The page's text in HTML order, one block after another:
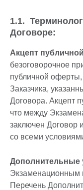
1.1.
Договоре:
Акцепт
безоговорочное
публичной
Заказчика,
Договора. Акцепт
что между
заключен Договор
со всеми
Дополнительные
Экзаменационным
Перечень